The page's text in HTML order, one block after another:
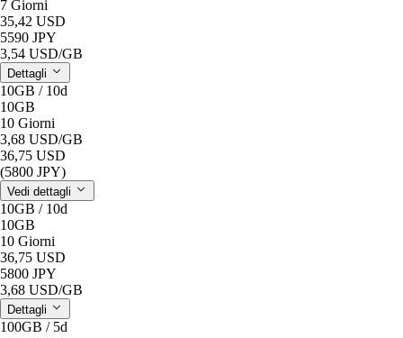
7 Giorni
35,42 USD
5590 JPY
3,54 USD/GB
Dettagli
10GB / 10d
10GB
10 Giorni
3,68 USD/GB
36,75 USD
(5800 JPY)
Vedi dettagli
10GB / 10d
10GB
10 Giorni
36,75 USD
5800 JPY
3,68 USD/GB
Dettagli
100GB / 5d